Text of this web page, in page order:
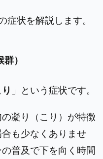
症状を解説します。
）
」という症状です。
凝り（こり）が特徴
も少なくありませ
普及で下を向く時間